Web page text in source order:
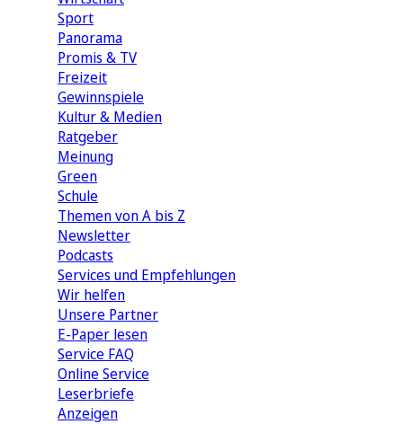
Sport
Panorama
Promis & TV
Freizeit
Gewinnspiele
Kultur & Medien
Ratgeber
Meinung
Green
Schule
Themen von A bis Z
Newsletter
Podcasts
Services und Empfehlungen
Wir helfen
Unsere Partner
E-Paper lesen
Service FAQ
Online Service
Leserbriefe
Anzeigen